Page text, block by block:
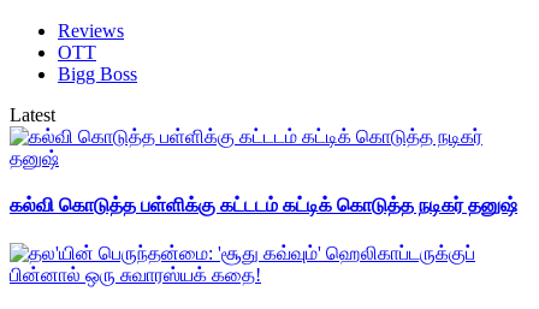
Reviews
OTT
Bigg Boss
Latest
கல்வி கொடுத்த பள்ளிக்கு கட்டடம் கட்டிக் கொடுத்த நடிகர் தனுஷ்